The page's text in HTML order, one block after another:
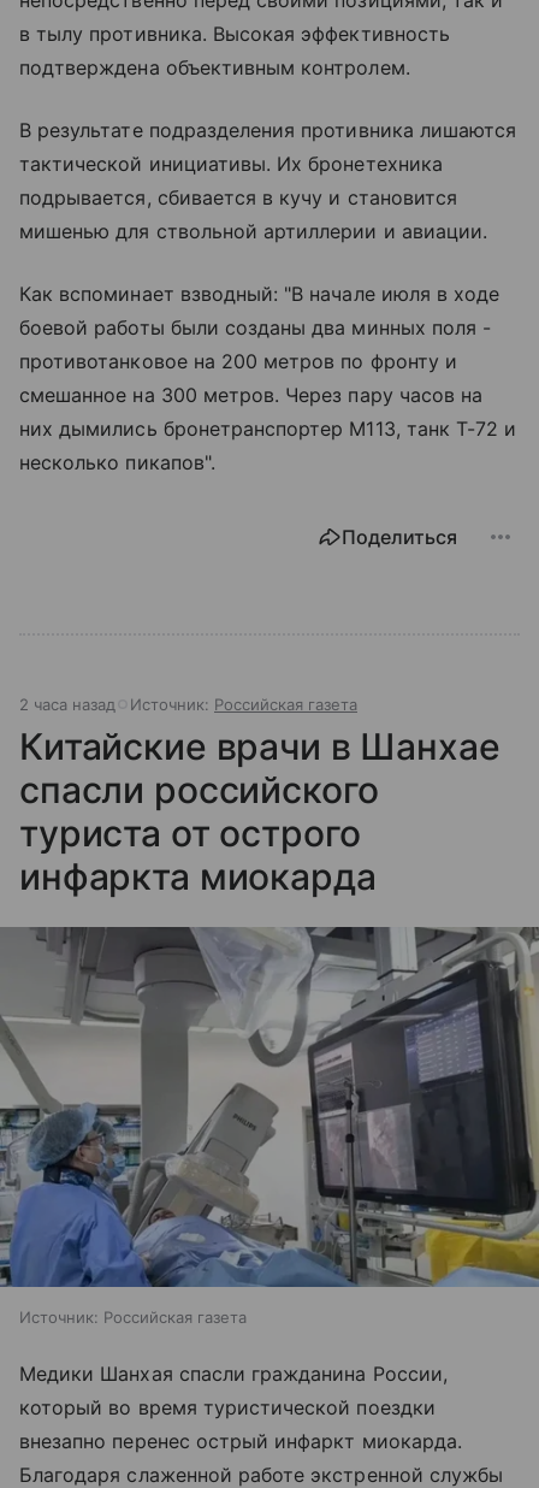
в тылу противника. Высокая эффективность
подтверждена объективным контролем.
В результате подразделения противника лишаются
тактической инициативы. Их бронетехника
подрывается, сбивается в кучу и становится
мишенью для ствольной артиллерии и авиации.
Как вспоминает взводный: "В начале июля в ходе
боевой работы были созданы два минных поля -
противотанковое на 200 метров по фронту и
смешанное на 300 метров. Через пару часов на
них дымились бронетранспортер М113, танк Т-72 и
несколько пикапов".
Поделиться
2 часа назад Источник: Российская газета
Китайские врачи в Шанхае
спасли российского
туриста от острого
инфаркта миокарда
Источник: Российская газета
Медики Шанхая спасли гражданина России,
который во время туристической поездки
внезапно перенес острый инфаркт миокарда.
Благодаря слаженной работе экстренной службы